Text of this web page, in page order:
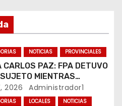
NOTICIAS PROVINCIALES
CARLOS PAZ: FPA DETUVO
MIENTRAS
COCAÍNA Y
EN UNA PLAZA
2026 Administrador1
LOCALES NOTICIAS